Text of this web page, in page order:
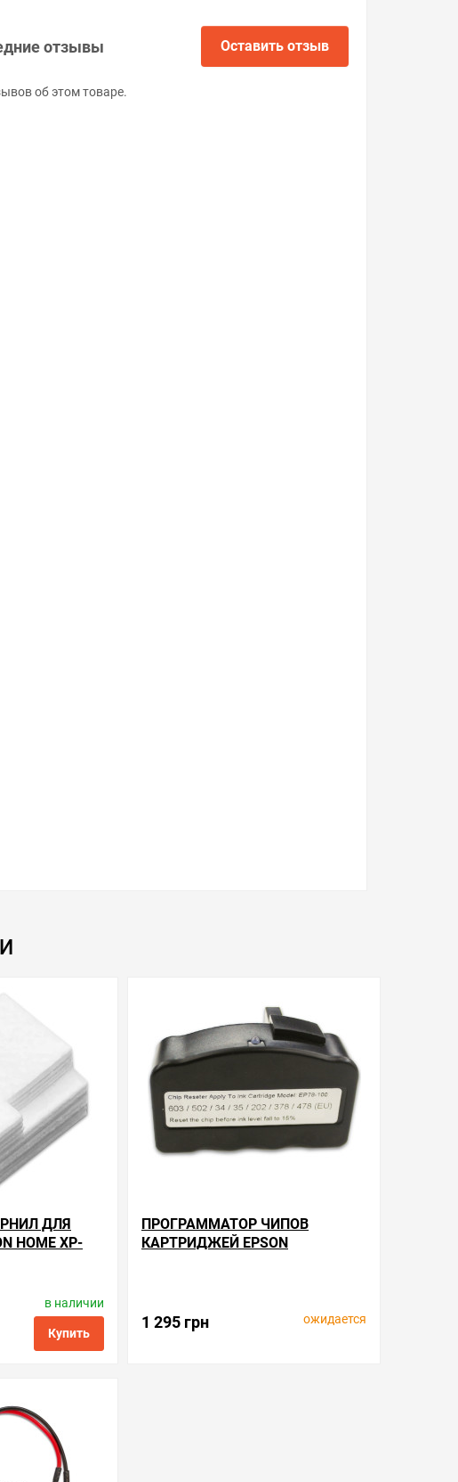
отзывы Оставить отзыв
об этом товаре.
ДЛЯ
HOME XP-
ae.c9344
ПРОГРАММАТОР ЧИПОВ
КАРТРИДЖЕЙ EPSON
EXPRESSION HOME XP-3155
1 295 грн